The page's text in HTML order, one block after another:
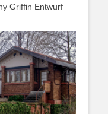
Griffin Entwurf